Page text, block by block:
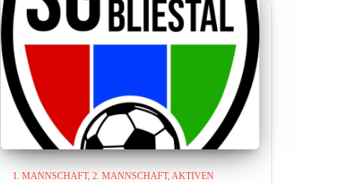
1. MANNSCHAFT 2. MANNSCHAFT AKTIVEN